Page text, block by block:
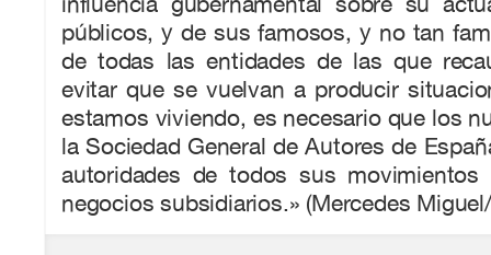
públicos, y de sus famosos, y no tan
de todas las entidades de las que
evitar que se vuelvan a producir
estamos viviendo, es necesario que los
la Sociedad General de Autores de
autoridades de todos sus
negocios subsidiarios.» (Mercedes